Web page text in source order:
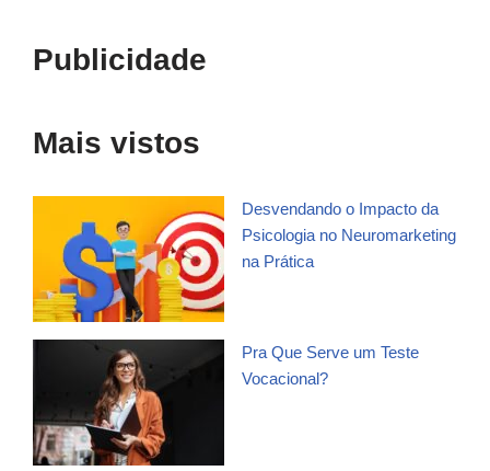
Publicidade
Mais vistos
Desvendando o Impacto da
Psicologia no Neuromarketing
na Prática
Pra Que Serve um Teste
Vocacional?